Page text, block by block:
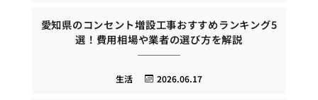
愛知県のコンセント増設工事おすすめランキング5
選！費用相場や業者の選び方を解説
2026.06.17
生活